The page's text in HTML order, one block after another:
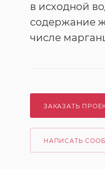
в исходной
содержание
числе
ЗАКАЗАТЬ
НАПИСАТЬ